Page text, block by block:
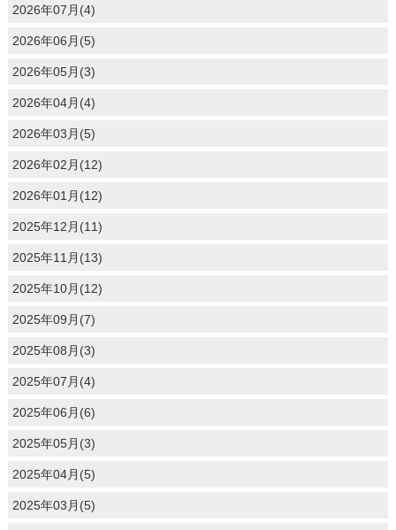
2026年07月(4)
2026年06月(5)
2026年05月(3)
2026年04月(4)
2026年03月(5)
2026年02月(12)
2026年01月(12)
2025年12月(11)
2025年11月(13)
2025年10月(12)
2025年09月(7)
2025年08月(3)
2025年07月(4)
2025年06月(6)
2025年05月(3)
2025年04月(5)
2025年03月(5)